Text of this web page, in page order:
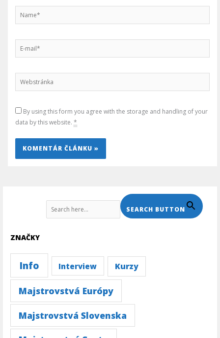
Webstránka
By using this form you agree with the storage and handling of your
data by this website.*
SEARCH BUTTON
ZNAČKY
Info Interview Kurzy
Majstrovstvá Európy
Majstrovstvá Slovenska